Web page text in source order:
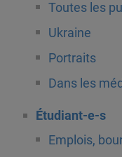
Toutes les
Ukraine
Portraits
Dans les
Étudiant-e-s
Emplois,